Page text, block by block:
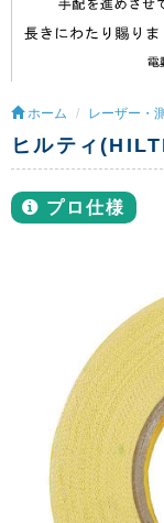
ホーム レーザー・
ヒルティ
プロ仕様